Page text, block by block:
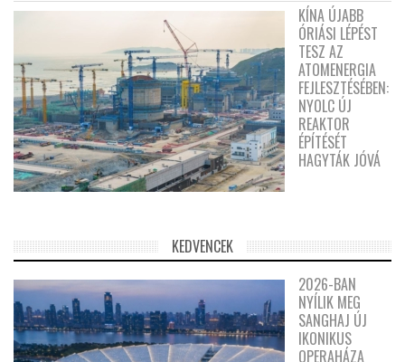
KÍNA ÚJABB
ÓRIÁSI LÉPÉST
TESZ AZ
ATOMENERGIA
FEJLESZTÉSÉBEN:
NYOLC ÚJ
REAKTOR
ÉPÍTÉSÉT
HAGYTÁK JÓVÁ
KEDVENCEK
2026-BAN
NYÍLIK MEG
SANGHAJ ÚJ
IKONIKUS
OPERAHÁZA